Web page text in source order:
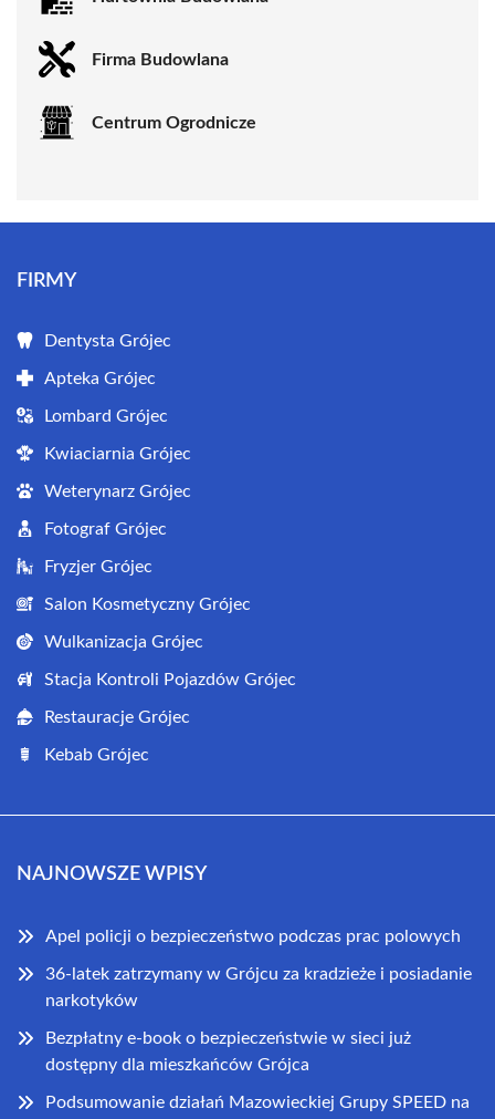
Firma Budowlana
Centrum Ogrodnicze
FIRMY
Dentysta Grójec
Apteka Grójec
Lombard Grójec
Kwiaciarnia Grójec
Weterynarz Grójec
Fotograf Grójec
Fryzjer Grójec
Salon Kosmetyczny Grójec
Wulkanizacja Grójec
Stacja Kontroli Pojazdów Grójec
Restauracje Grójec
Kebab Grójec
NAJNOWSZE WPISY
Apel policji o bezpieczeństwo podczas prac polowych
36-latek zatrzymany w Grójcu za kradzieże i posiadanie
narkotyków
Bezpłatny e-book o bezpieczeństwie w sieci już
dostępny dla mieszkańców Grójca
Podsumowanie działań Mazowieckiej Grupy SPEED na